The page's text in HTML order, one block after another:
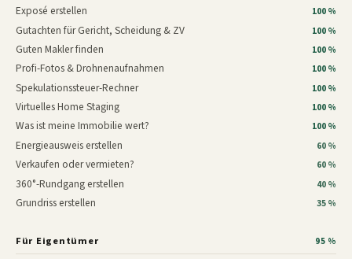
Exposé erstellen 100 %
Gutachten für Gericht, Scheidung & ZV 100 %
Guten Makler finden 100 %
Profi-Fotos & Drohnenaufnahmen 100 %
Spekulationssteuer-Rechner 100 %
Virtuelles Home Staging 100 %
Was ist meine Immobilie wert? 100 %
Energieausweis erstellen 60 %
Verkaufen oder vermieten? 60 %
360°-Rundgang erstellen 40 %
Grundriss erstellen 35 %
Für Eigentümer 95 %